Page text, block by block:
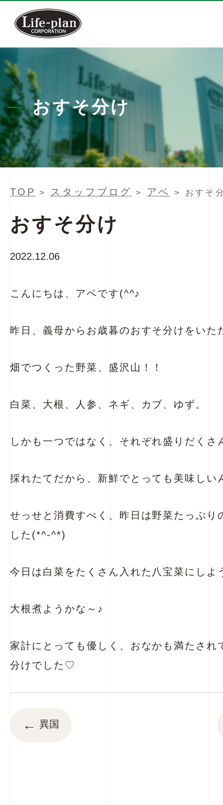
おすそ分け
TOP > スタッフブログ > アベ > おすそ
おすそ分け
2022.12.06
こんにちは、アベです(^^♪
昨日、義母からお歳暮のおすそ分けをい
畑でつくった野菜、盛沢山！！
白菜、大根、人参、ネギ、カブ、ゆず。
しかも一つではなく、それぞれ盛りだくさ
採れたてだから、新鮮でとっても美味し
せっせと消費すべく、昨日は野菜たっぷり
した(*^-^*)
今日は白菜をたくさん入れた八宝菜にし
大根煮ようかな～♪
家計にとっても優しく、おなかも満たされ
分けでした♡
← 異国